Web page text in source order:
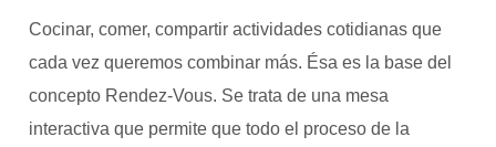
Cocinar, comer, compartir actividades cotidianas que
cada vez queremos combinar más. Ésa es la base del
concepto Rendez-Vous. Se trata de una mesa
interactiva que permite que todo el proceso de la